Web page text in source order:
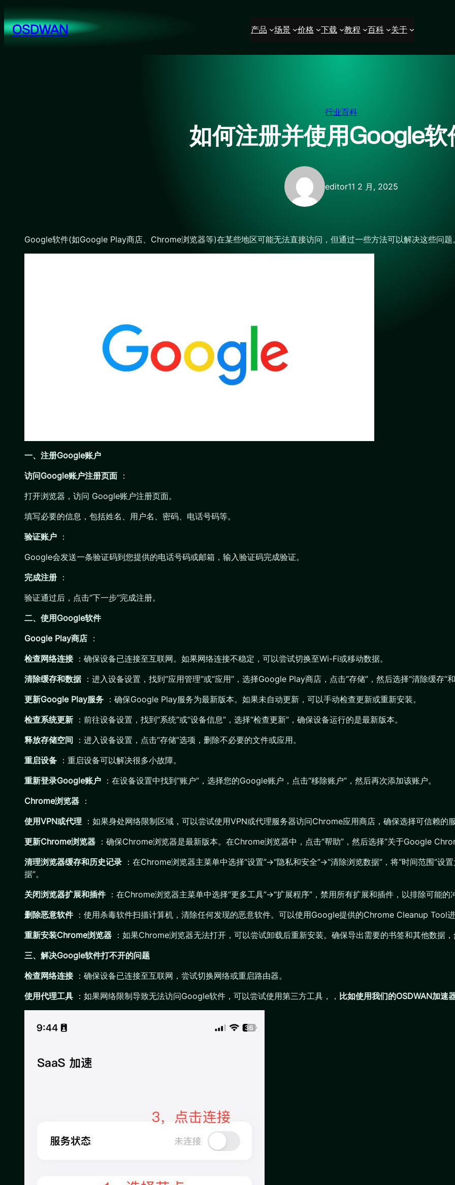
至
内OSDWAN 产品 场景 价格 下载 教程 百科 关于
行业百科
如何注册并使用Google软
editor11 2 月, 2025
Google软件(如Google Play商店、Chrome浏览器等)在某些地区可能无法直接访问，但通过一些方法可以解决这些问
一、注册Google账户
访问Google账户注册页面 ：
打开浏览器，访问 Google账户注册页面。
填写必要的信息，包括姓名、用户名、密码、电话号码等。
验证账户 ：
Google会发送一条验证码到您提供的电话号码或邮箱，输入验证码完成验证。
完成注册 ：
验证通过后，点击“下一步”完成注册。
二、使用Google软件
Google Play商店 ：
检查网络连接：确保设备已连接至互联网。如果网络连接不稳定，可以尝试切换至Wi-Fi或移动数据。
清除缓存和数据：进入设备设置，找到“应用管理”或“应用”，选择Google Play商店，点击“存储”，然后选择“清除缓存”和
更新Google Play服务 ：确保Google Play服务为最新版本。如果未自动更新，可以手动检查更新或重新安装。
检查系统更新 ：前往设备设置，找到“系统”或“设备信息”，选择“检查更新”，确保设备运行的是最新版本。
释放存储空间 ：进入设备设置，点击“存储”选项，删除不必要的文件或应用。
重启设备 ：重启设备可以解决很多小故障。
重新登录Google账户 ：在设备设置中找到“账户”，选择您的Google账户，点击“移除账户”，然后再次添加该账户。
Chrome浏览器 ：
使用VPN或代理 ：如果身处网络限制区域，可以尝试使用VPN或代理服务器访问Chrome应用商店，确保选择可信赖的
更新Chrome浏览器 ：确保Chrome浏览器是最新版本。在Chrome浏览器中，点击“帮助”，然后选择“关于Google
清理浏览器缓存和历史记录 ：在Chrome浏览器主菜单中选择“设置”->“隐私和安全”->“清除浏览数据”，将“时间范围”设
据”。
关闭浏览器扩展和插件：在Chrome浏览器主菜单中选择“更多工具”->“扩展程序”，禁用所有扩展和插件，以排除可能的
删除恶意软件：使用杀毒软件扫描计算机，清除任何发现的恶意软件。可以使用Google提供的Chrome Cleanup Tool进
重新安装Chrome浏览器 ：如果Chrome浏览器无法打开，可以尝试卸载后重新安装。确保导出需要的书签和其他数据
三、解决Google软件打不开的问题
检查网络连接：确保设备已连接至互联网，尝试切换网络或重启路由器。
使用代理工具 ：如果网络限制导致无法访问Google软件，可以尝试使用第三方工具，， 比如使用我们的OSDWAN加速